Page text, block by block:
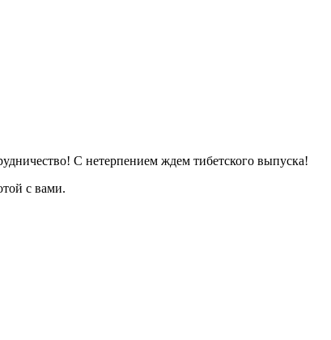
С нетерпением ждем тибетского выпуска!
с вами.